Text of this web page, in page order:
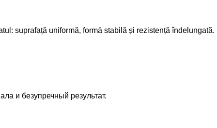
suprafață uniformă, formă stabilă și rezistență îndelungată.
и безупречный результат.